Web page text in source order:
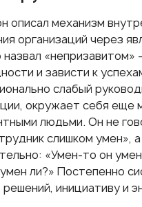
описал механизм
организаций через
назвал «непризавитом»
и зависти к
слабый
окружает себя еще
людьми. Он не
слишком умен»,
«Умен-то он
ли?» Постепенно
решений, инициативу и